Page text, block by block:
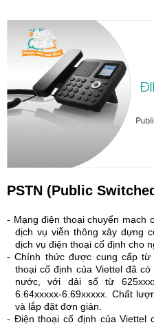
PSTN (Public
- Mạng điện thoại chuyển mạch
dịch vụ viễn thông xây dựng
dịch vụ điện thoại cố định cho
- Chính thức được cung cấp
thoại cố định của Viettel đã
nước, với dải số từ
6.64xxxxx-6.69xxxxx. Chất
và lắp đặt đơn giản.
- Điện thoại cố định của Viettel